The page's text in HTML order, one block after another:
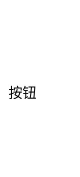
按钮